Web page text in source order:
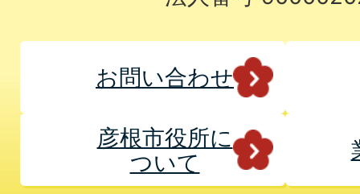
お問い合わせ
彦根市役所に
ついて